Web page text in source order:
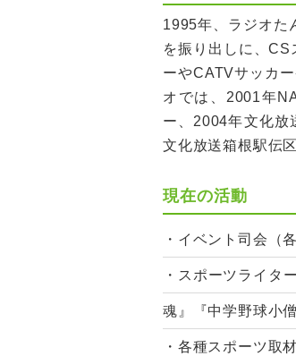
1995年、ラジオた
を振り出しに、
ーやCATVサッカ
オでは、2001年
ー、2004年文化放
文化放送箱根駅伝
現在の活動
・イベント司会（
・スポーツライタ
魂』『中学野球小
・各種スポーツ取材